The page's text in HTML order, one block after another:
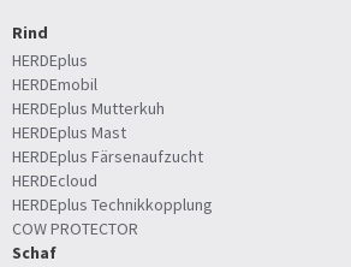
Rind
HERDEplus
HERDEmobil
HERDEplus Mutterkuh
HERDEplus Mast
HERDEplus Färsenaufzucht
HERDEcloud
HERDEplus Technikkopplung
COW PROTECTOR
Schaf